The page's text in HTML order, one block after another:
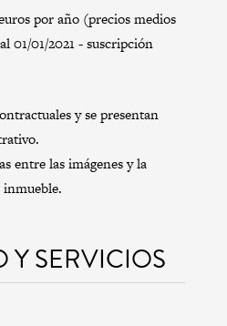
por año (precios medios
01/01/2021 - suscripción
y se presentan
entre las imágenes y la
SERVICIOS